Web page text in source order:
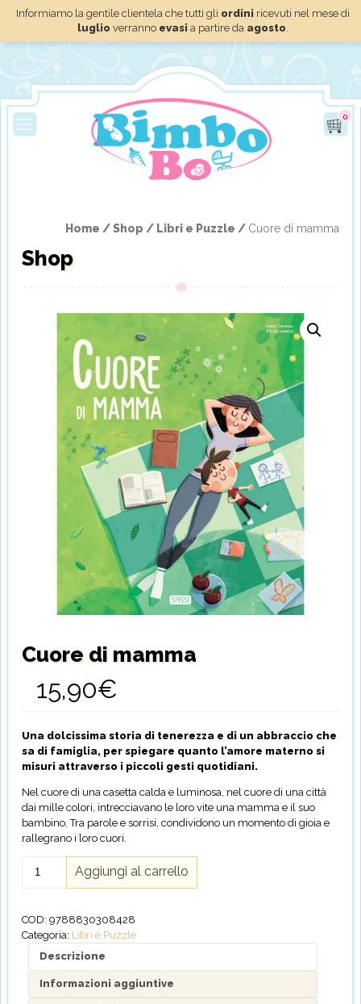
Informiamo la gentile clientela che tutti gli ordini ricevuti nel mese di
luglio verranno evasi a partire da agosto.
0
Home /Shop / Libri e Puzzle / Cuore di mamma
Shop
Cuore di mamma
15,90€
Una dolcissima storia di tenerezza e di un abbraccio che
sa di famiglia, per spiegare quanto l’amore materno si
misuri attraverso i piccoli gesti quotidiani.
Nel cuore di una casetta calda e luminosa, nel cuore di una città
dai mille colori, intrecciavano le loro vite una mamma e il suo
bambino. Tra parole e sorrisi, condividono un momento di gioia e
rallegrano i loro cuori.
Aggiungi al carrello
COD: 9788830308428
Categoria: Libri e Puzzle
Descrizione
Informazioni aggiuntive